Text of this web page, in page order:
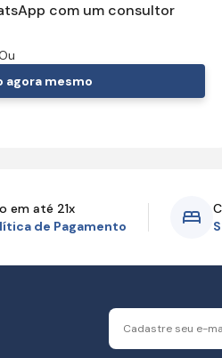
com um consultor
agora mesmo
em até 21x
de Pagamento